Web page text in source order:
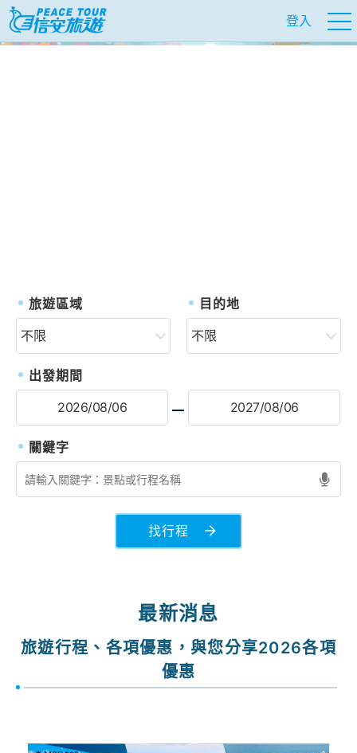
登入
旅遊區域 目的地
出發期間
找行程
最新消息
旅遊行程、各項優惠，與您分享2026各項
優惠